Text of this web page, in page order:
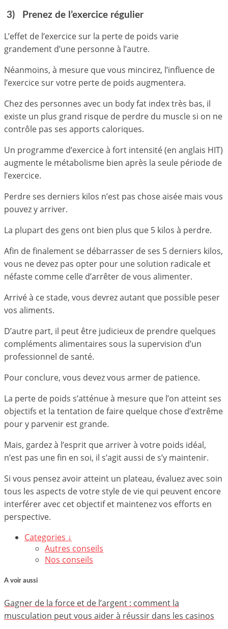
3) Prenez de l’exercice régulier
L’effet de l’exercice sur la perte de poids varie
grandement d’une personne à l’autre.
Néanmoins, à mesure que vous mincirez, l’influence de
l’exercice sur votre perte de poids augmentera.
Chez des personnes avec un body fat index très bas, il
existe un plus grand risque de perdre du muscle si on ne
contrôle pas ses apports caloriques.
Un programme d’exercice à fort intensité (en anglais HIT)
augmente le métabolisme bien après la seule période de
l’exercice.
Perdre ses derniers kilos n’est pas chose aisée mais vous
pouvez y arriver.
La plupart des gens ont bien plus que 5 kilos à perdre.
Afin de finalement se débarrasser de ses 5 derniers kilos,
vous ne devez pas opter pour une solution radicale et
néfaste comme celle d’arrêter de vous alimenter.
Arrivé à ce stade, vous devrez autant que possible peser
vos aliments.
D’autre part, il peut être judicieux de prendre quelques
compléments alimentaires sous la supervision d’un
professionnel de santé.
Pour conclure, vous devez vous armer de patience.
La perte de poids s’atténue à mesure que l’on atteint ses
objectifs et la tentation de faire quelque chose d’extrême
pour y parvenir est grande.
Mais, gardez à l’esprit que arriver à votre poids idéal,
n’est pas une fin en soi, il s’agit aussi de s’y maintenir.
Si vous pensez avoir atteint un plateau, évaluez avec soin
tous les aspects de votre style de vie qui peuvent encore
interférer avec cet objectif et maintenez vos efforts en
perspective.
Categories ↓
Autres conseils
Nos conseils
A voir aussi
Gagner de la force et de l’argent : comment la
musculation peut vous aider à réussir dans les casinos